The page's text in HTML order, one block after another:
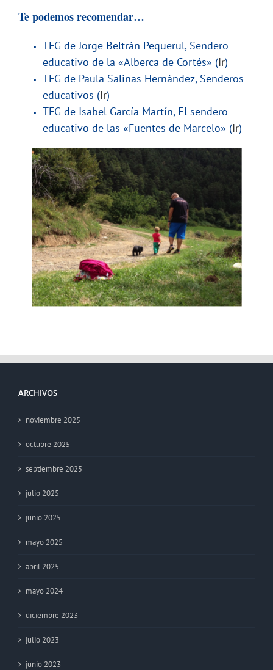
Te podemos recomendar…
TFG de Jorge Beltrán Pequerul, Sendero
educativo de la «Alberca de Cortés» (Ir)
TFG de Paula Salinas Hernández, Senderos
educativos (Ir)
TFG de Isabel García Martín, El sendero
educativo de las «Fuentes de Marcelo» (Ir)
ARCHIVOS
noviembre 2025
octubre 2025
septiembre 2025
julio 2025
junio 2025
mayo 2025
abril 2025
mayo 2024
diciembre 2023
julio 2023
junio 2023